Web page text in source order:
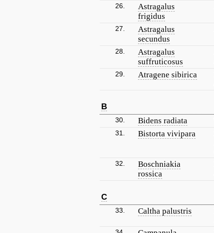
26.
Astragalus
frigidus
27.
Astragalus
secundus
28.
Astragalus
suffruticosus
29. Atragene sibirica
B
30. Bidens radiata
31.
Bistorta vivipara
32.
Boschniakia
rossica
C
33. Caltha palustris